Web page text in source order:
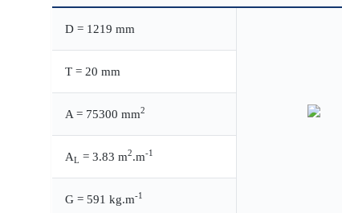
D = 1219 mm
T = 20 mm
A = 75300 mm2
AL = 3.83 m2.m-1
G = 591 kg.m-1